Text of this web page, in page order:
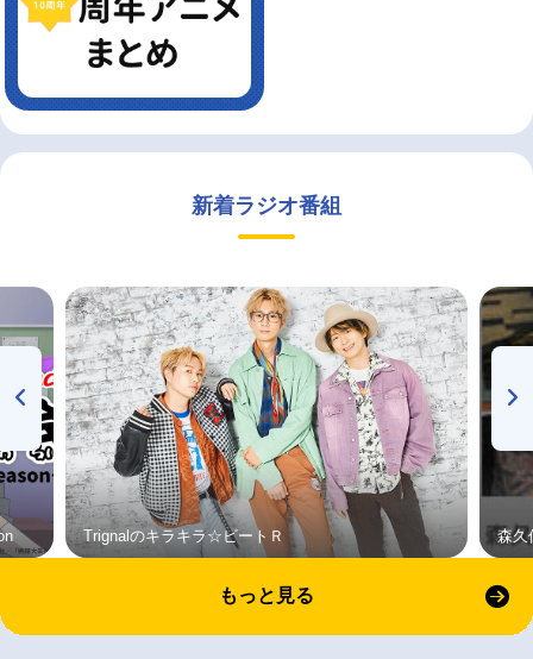
新着ラジオ番組
Trignalのキラキラ☆ビートＲ 森久
もっと見る